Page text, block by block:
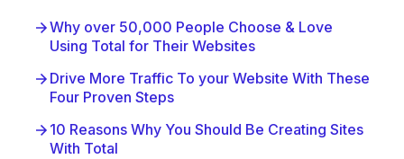
Why over 50,000 People Choose & Love
Using Total for Their Websites
Drive More Traffic To your Website With These
Four Proven Steps
10 Reasons Why You Should Be Creating Sites
With Total